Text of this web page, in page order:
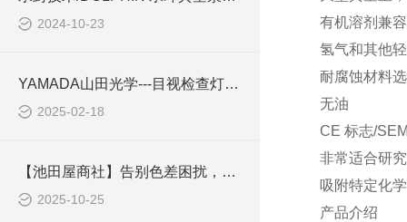
2024-10-23
YAMADA山田光学---目视检查灯YP-150I对比YP-250I的差异化优势
2025-02-18
【池田屋商社】告别色差困扰，重塑真实之光-- XG-500AFSS人工太阳照明灯
2025-10-25
有机溶剂兼
氢气和其他
耐腐蚀材料
无油
CE 标志/
非常适合研
吸附特定化
产品介绍